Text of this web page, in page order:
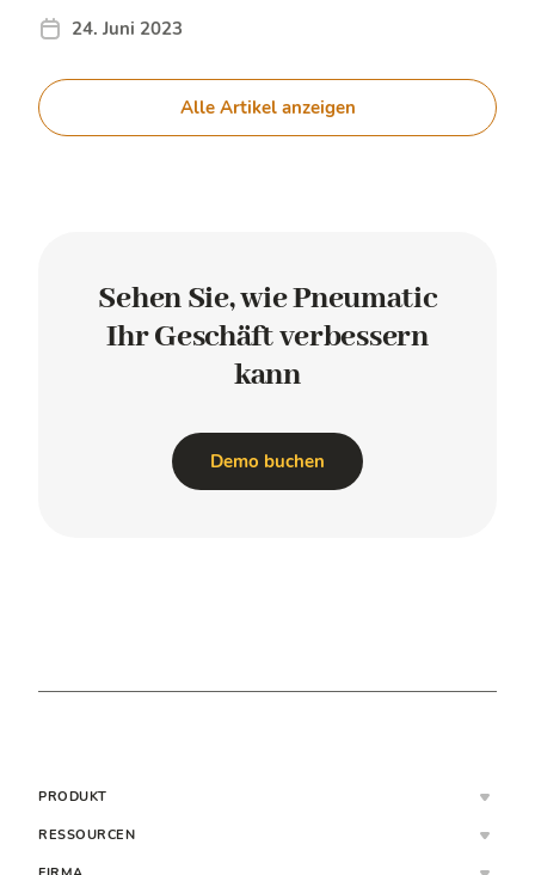
24. Juni 2023
Alle Artikel anzeigen
Sehen Sie, wie Pneumatic
Ihr Geschäftverbessern
kann
Demo buchen
PRODUKT
RESSOURCEN